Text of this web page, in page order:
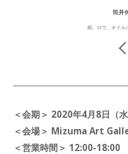
筒井
紙、ロウ、オイ
＜会期＞ 2020年4月8日（
＜会場＞ Mizuma Art
＜営業時間＞ 12:00-18:00